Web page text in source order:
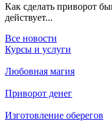
Как сделать приворот
действует...
Все новости
Курсы и услуги
Любовная магия
Приворот денег
Изготовление оберегов